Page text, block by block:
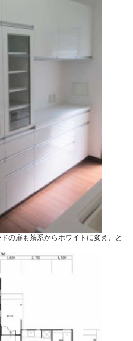
の扉も茶系からホワイトに変え、と